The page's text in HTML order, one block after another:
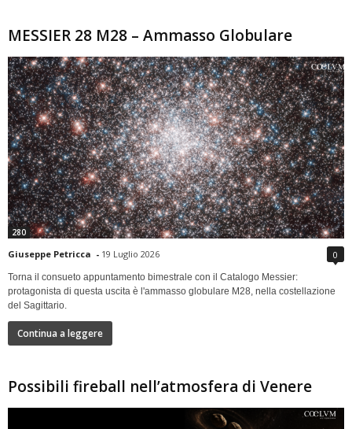
MESSIER 28 M28 – Ammasso Globulare
280
Giuseppe Petricca - 19 Luglio 2026 0
Torna il consueto appuntamento bimestrale con il Catalogo Messier:
protagonista di questa uscita è l'ammasso globulare M28, nella costellazione
del Sagittario.
Continua a leggere
Possibili fireball nell’atmosfera di Venere